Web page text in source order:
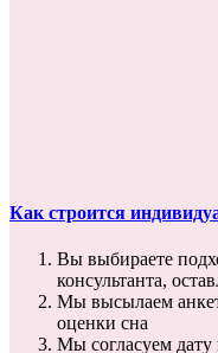
Как строится
Вы выбираете
консультанта,
Мы высылаем
оценки сна
Мы согласуем дату